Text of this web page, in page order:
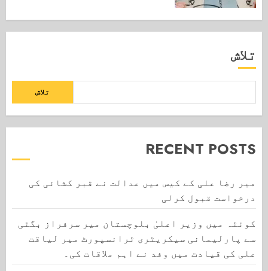
تلاش
تلاش
RECENT POSTS
میر رضا علی کے کیس میں عدالت نے قبر کشائی کی
درخواست قبول کرلی
کوئٹہ میں وزیر اعلیٰ بلوچستان میر سرفراز بگٹی
سے پارلیمانی سیکریٹری ٹرانسپورٹ میر لیاقت
علی کی قیادت میں وفد نے اہم ملاقات کی۔